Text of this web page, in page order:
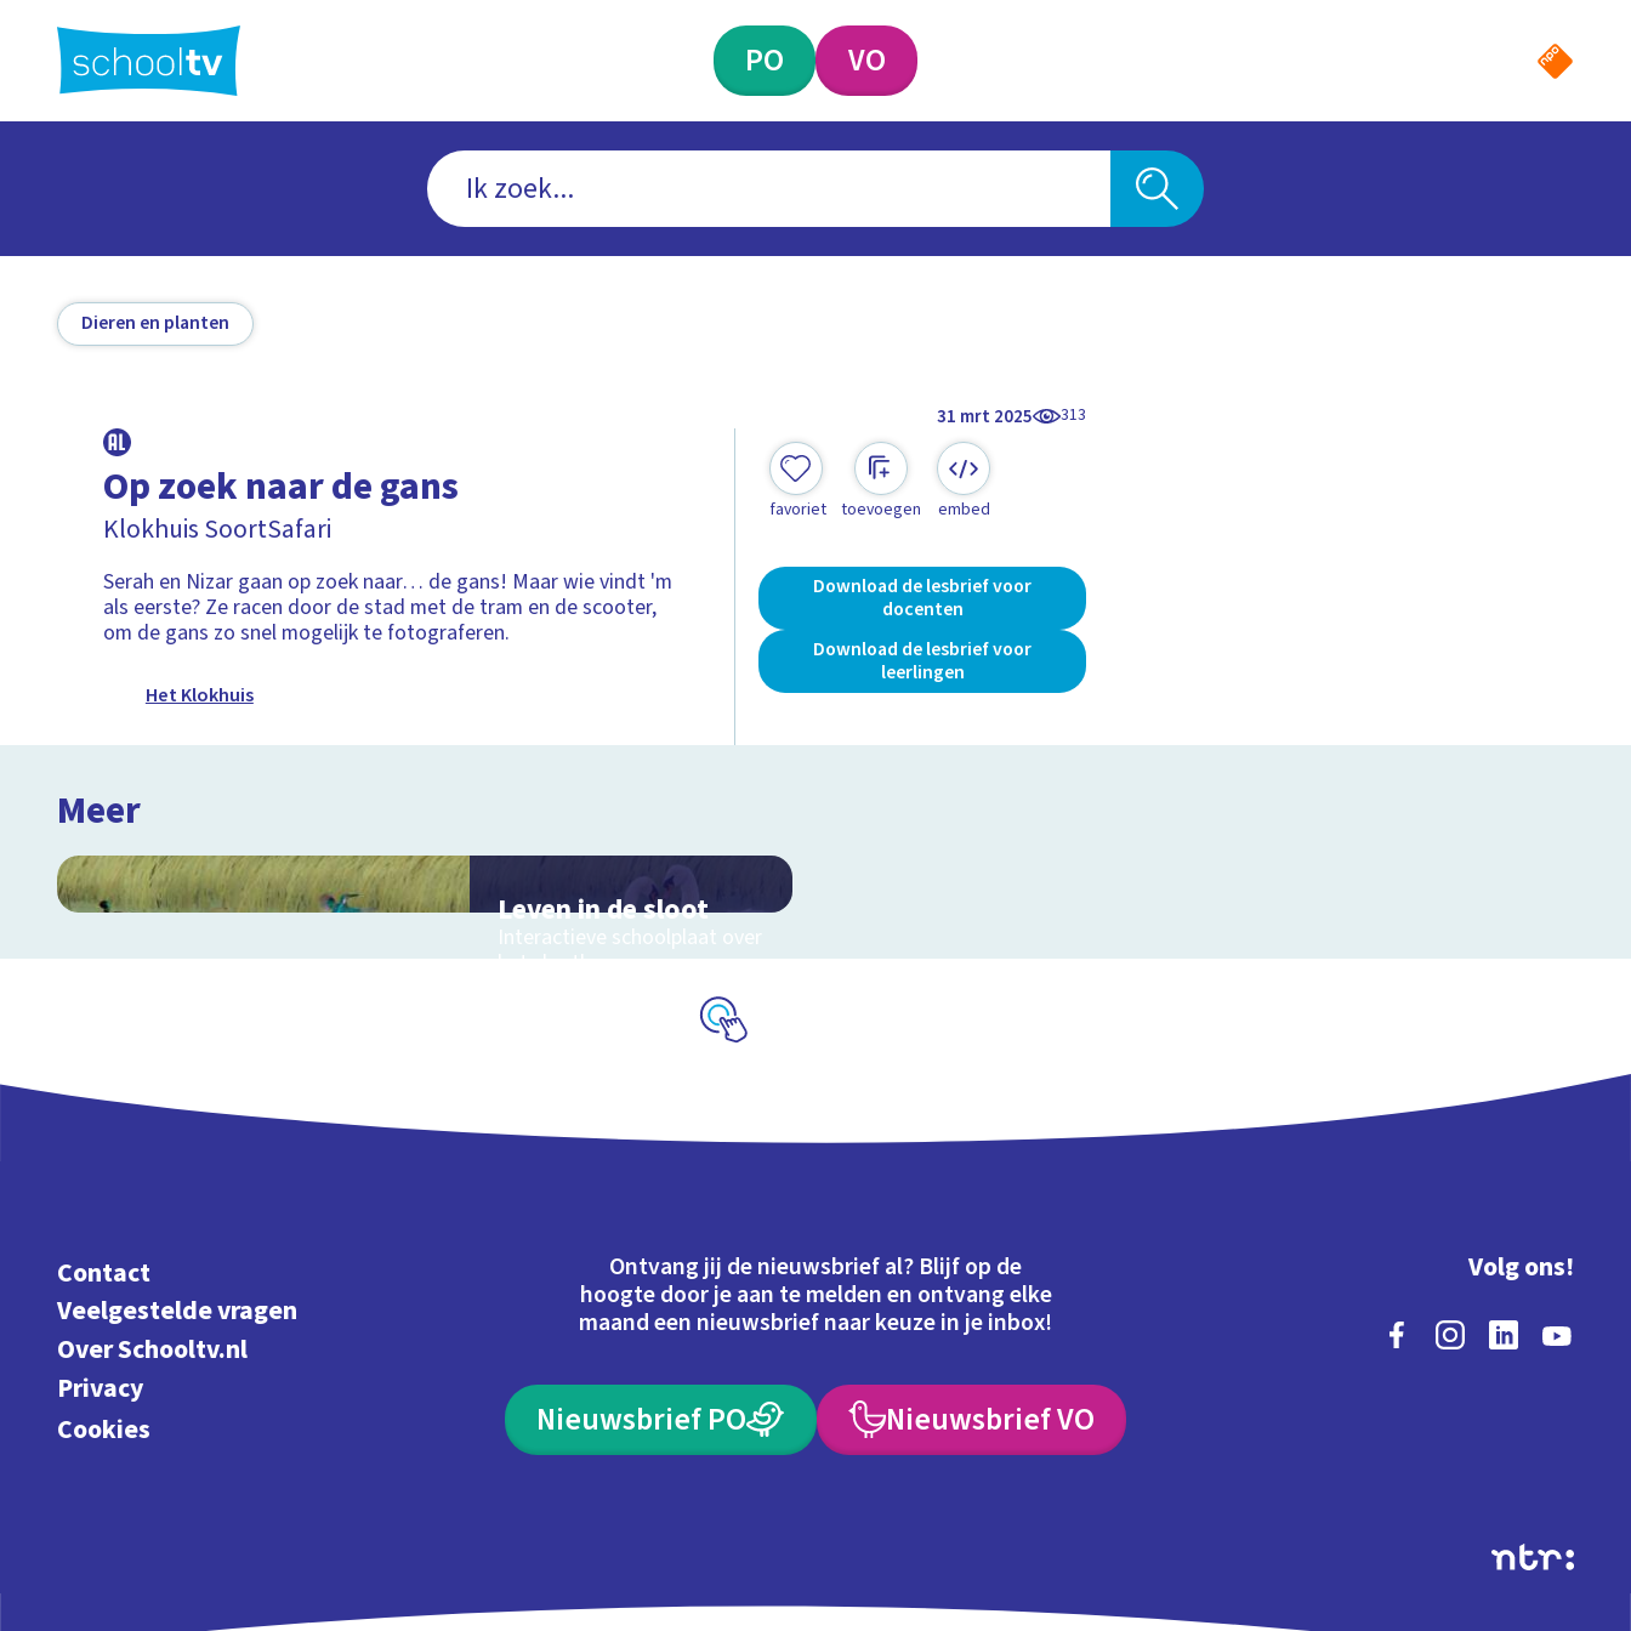
hoofdinhoud
PO VO
Dieren en planten
31 mrt 2025 313
Op zoek naar de gans
Klokhuis SoortSafari
Serah en Nizar gaan op zoek naar… de gans! Maar wie vindt 'm
als eerste? Ze racen door de stad met de tram en de scooter,
om de gans zo snel mogelijk te fotograferen.
Het Klokhuis
favoriet toevoegen embed
Download de lesbrief voor
docenten
Download de lesbrief voor
leerlingen
Meer
Leven in de sloot
Interactieve schoolplaat over
het slootleven
Contact
Veelgestelde vragen
Over Schooltv.nl
Privacy
Cookies
Ontvang jij de nieuwsbrief al? Blijf op de
hoogte door je aan te melden en ontvang elke
maand een nieuwsbrief naar keuze in je inbox!
Nieuwsbrief PO Nieuwsbrief VO
Volg ons!